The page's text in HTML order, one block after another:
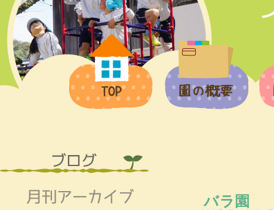
バラ園